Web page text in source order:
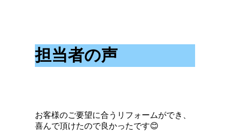
担当者の声
お客様のご要望に合うリフォームができ、
喜んで頂けたので良かったです😊